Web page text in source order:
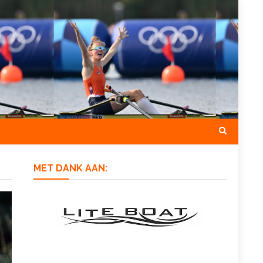
MET DANK AAN: